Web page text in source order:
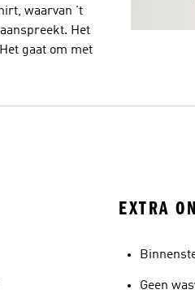
waarvan 't
Het
gaat om met
EXTRA
Geen